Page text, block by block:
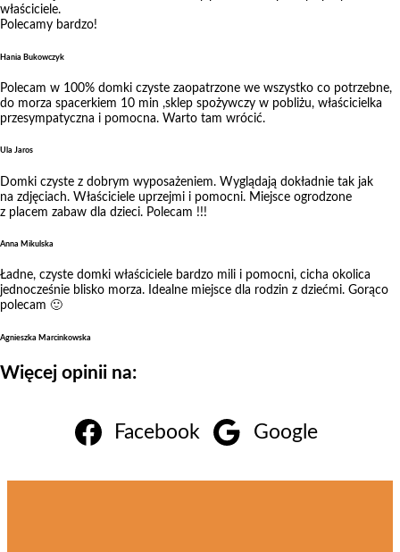
właściciele.
Polecamy bardzo!
Hania Bukowczyk
Polecam w 100% domki czyste zaopatrzone we wszystko co potrzebne,
do morza spacerkiem 10 min ,sklep spożywczy w pobliżu, właścicielka
przesympatyczna i pomocna. Warto tam wrócić.
Ula Jaros
Domki czyste z dobrym wyposażeniem. Wyglądają dokładnie tak jak
na zdjęciach. Właściciele uprzejmi i pomocni. Miejsce ogrodzone
z placem zabaw dla dzieci. Polecam !!!
Anna Mikulska
Ładne, czyste domki właściciele bardzo mili i pomocni, cicha okolica
jednocześnie blisko morza. Idealne miejsce dla rodzin z dziećmi. Gorąco
polecam 🙂
Agnieszka Marcinkowska
Więcej opinii na:
Facebook Google